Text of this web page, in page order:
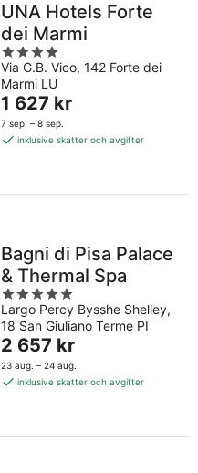
UNA Hotels Forte
dei Marmi
4
out
of
5
Via G.B. Vico, 142 Forte dei
Marmi LU
Priset
är
1 627 kr
1 627 kr
7 sep. – 8 sep.
inklusive skatter och avgifter
Bagni di Pisa Palace
& Thermal Spa
5
out
of
5
Largo Percy Bysshe Shelley,
18 San Giuliano Terme PI
Priset
är
2 657 kr
2 657 kr
23 aug. – 24 aug.
inklusive skatter och avgifter